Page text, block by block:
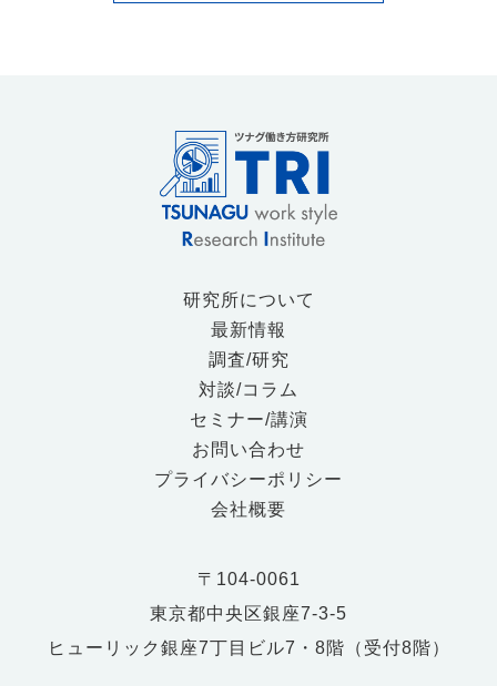
研究所について
最新情報
調査/研究
対談/コラム
セミナー/講演
お問い合わせ
プライバシーポリシー
会社概要
〒104-0061
東京都中央区銀座7-3-5
ヒューリック銀座7丁目ビル7・8階（受付8階）